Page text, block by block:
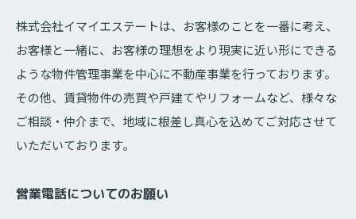
株式会社イマイエステートは、お客様のことを一番に考え、
お客様と一緒に、お客様の理想をより現実に近い形にできる
ような物件管理事業を中心に不動産事業を行っております。
その他、賃貸物件の売買や戸建てやリフォームなど、様々な
ご相談・仲介まで、地域に根差し真心を込めてご対応させて
いただいております。
営業電話についてのお願い